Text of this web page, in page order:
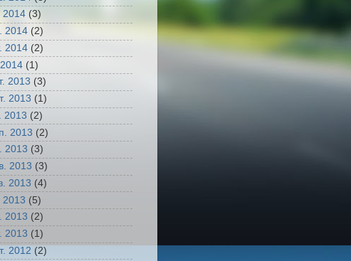
2014(3)
2014(2)
2014(2)
2014(1)
2013 (3)
2013 (1)
2013 (2)
2013 (2)
2013 (3)
2013 (3)
2013 (4)
2013 (5)
2013 (2)
2013 (1)
2012 (2)